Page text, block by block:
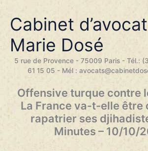
contenu
Cabinet
Marie Dosé
5 rue de Provence - 75009 Paris - Tél.:
61 15 05 - Mél :
Offensive turque contre
La France va-t-elle être
rapatrier ses
Minutes – 10/10/